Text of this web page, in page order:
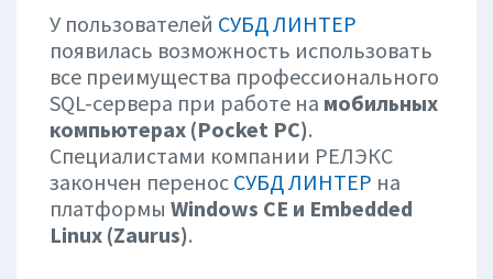
У пользователей СУБД ЛИНТЕР
появилась возможность использовать
все преимущества профессионального
SQL-сервера при работе на мобильных
компьютерах (Pocket PC).
Специалистами компании РЕЛЭКС
закончен перенос СУБД ЛИНТЕР на
платформы Windows CE и Embedded
Linux (Zaurus).